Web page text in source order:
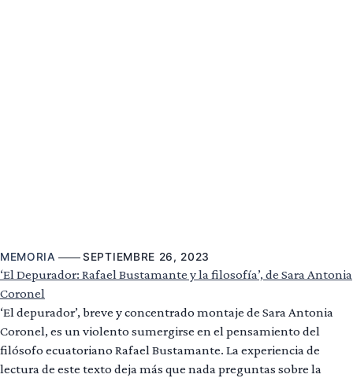
MEMORIA SEPTIEMBRE 26, 2023
‘El Depurador: Rafael Bustamante y la filosofía’, de Sara Antonia
Coronel
‘El depurador’, breve y concentrado montaje de Sara Antonia
Coronel, es un violento sumergirse en el pensamiento del
filósofo ecuatoriano Rafael Bustamante. La experiencia de
lectura de este texto deja más que nada preguntas sobre la